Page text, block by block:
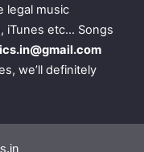
legal music
iTunes etc… Songs
we’ll definitely